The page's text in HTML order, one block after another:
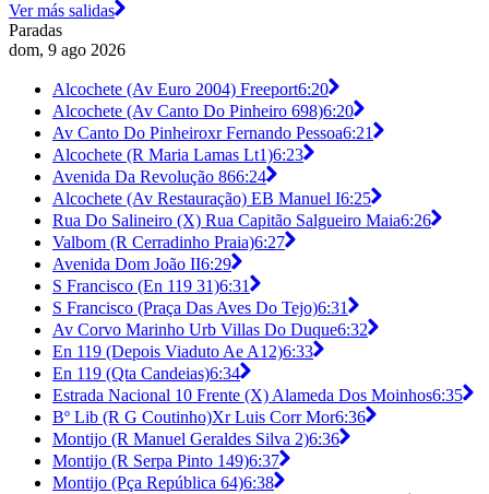
Ver más salidas
Paradas
dom, 9 ago 2026
Alcochete (Av Euro 2004) Freeport6:20
Alcochete (Av Canto Do Pinheiro 698)6:20
Av Canto Do Pinheiroxr Fernando Pessoa6:21
Alcochete (R Maria Lamas Lt1)6:23
Avenida Da Revolução 866:24
Alcochete (Av Restauração) EB Manuel I6:25
Rua Do Salineiro (X) Rua Capitão Salgueiro Maia6:26
Valbom (R Cerradinho Praia)6:27
Avenida Dom João II6:29
S Francisco (En 119 31)6:31
S Francisco (Praça Das Aves Do Tejo)6:31
Av Corvo Marinho Urb Villas Do Duque6:32
En 119 (Depois Viaduto Ae A12)6:33
En 119 (Qta Candeias)6:34
Estrada Nacional 10 Frente (X) Alameda Dos Moinhos6:35
Bº Lib (R G Coutinho)Xr Luis Corr Mor6:36
Montijo (R Manuel Geraldes Silva 2)6:36
Montijo (R Serpa Pinto 149)6:37
Montijo (Pça República 64)6:38